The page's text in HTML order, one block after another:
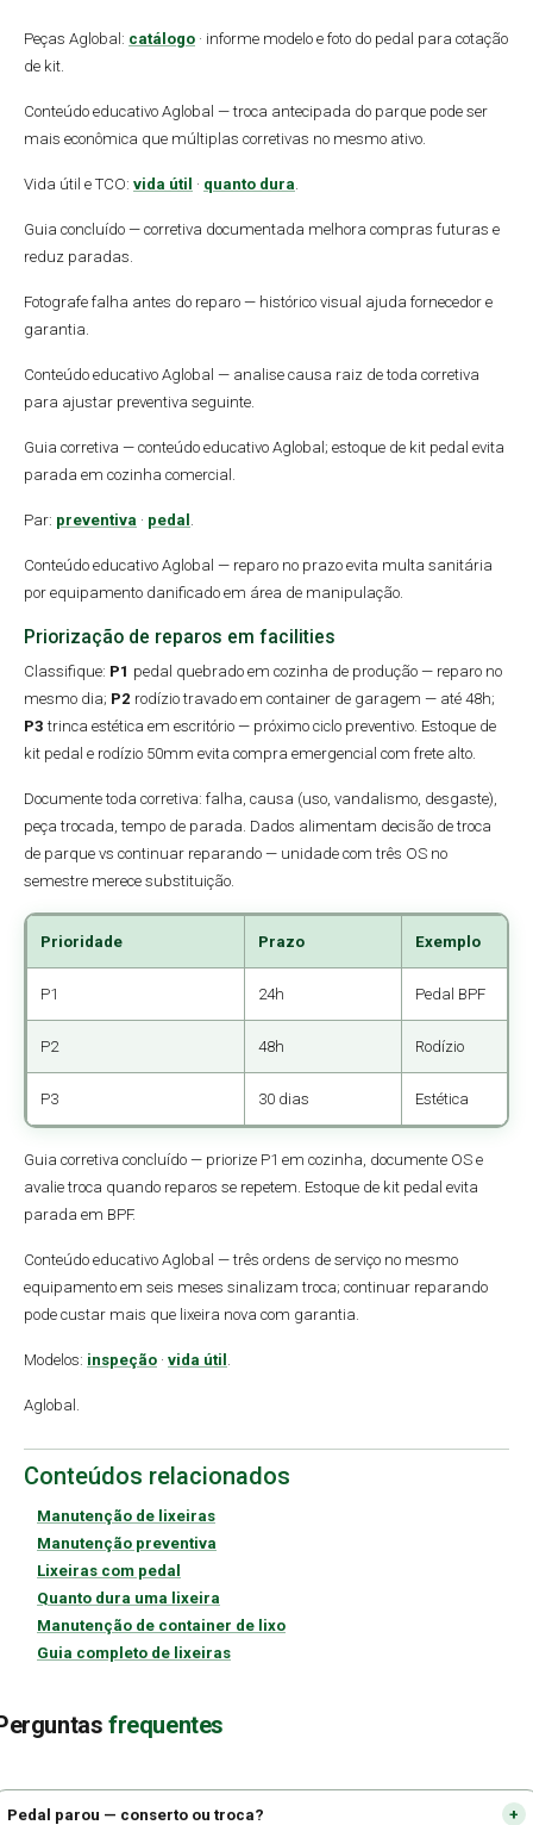
Peças Aglobal: catálogo · informe modelo e foto do pedal para cotação
de kit.
Conteúdo educativo Aglobal — troca antecipada do parque pode ser
mais econômica que múltiplas corretivas no mesmo ativo.
Vida útil e TCO: vida útil · quanto dura
Guia concluído — corretiva documentada melhora compras futuras e
reduz paradas.
Fotografe falha antes do reparo — histórico visual ajuda fornecedor e
garantia.
Conteúdo educativo Aglobal — analise causa raiz de toda corretiva
para ajustar preventiva seguinte.
Guia corretiva — conteúdo educativo Aglobal; estoque de kit pedal evita
parada em cozinha comercial.
Par: preventiva · pedal
Conteúdo educativo Aglobal — reparo no prazo evita multa sanitária
por equipamento danificado em área de manipulação.
Priorização de reparos em facilities
Classifique: P1 pedal quebrado em cozinha de produção — reparo no
mesmo dia; P2 rodízio travado em container de garagem — até 48h;
P3 trinca estética em escritório — próximo ciclo preventivo. Estoque de
kit pedal e rodízio 50mm evita compra emergencial com frete alto.
Documente toda corretiva: falha, causa (uso, vandalismo, desgaste),
peça trocada, tempo de parada. Dados alimentam decisão de troca
de parque vs continuar reparando — unidade com três OS no
semestre merece substituição.
Prioridade Prazo Exemplo
P1 24h Pedal BPF
P2 48h Rodízio
P3 30 dias Estética
Guia corretiva concluído — priorize P1 em cozinha, documente OS e
avalie troca quando reparos se repetem. Estoque de kit pedal evita
parada em BPF.
Conteúdo educativo Aglobal — três ordens de serviço no mesmo
equipamento em seis meses sinalizam troca; continuar reparando
pode custar mais que lixeira nova com garantia.
Modelos: inspeção · vida útil .
Aglobal.
Conteúdos relacionados
Manutenção de lixeiras
Manutenção preventiva
Lixeiras com pedal
Quanto dura uma lixeira
Manutenção de container de lixo
Guia completo de lixeiras
frequentes
Pedal parou — conserto ou troca?